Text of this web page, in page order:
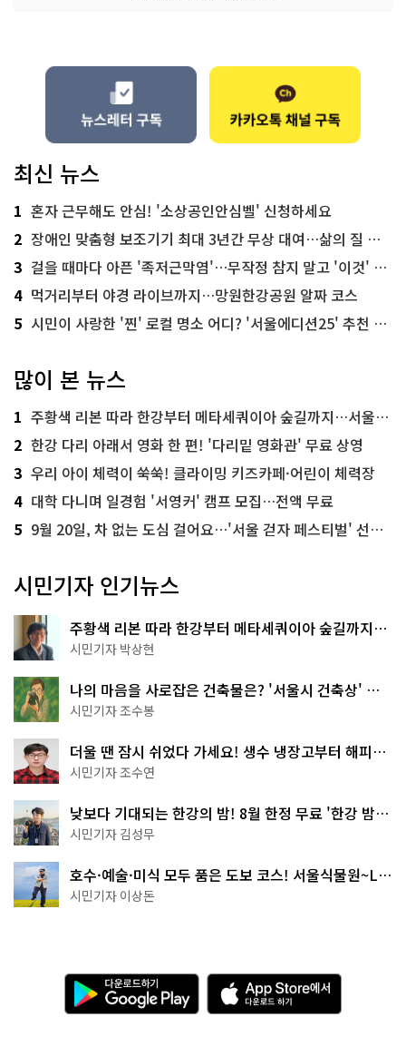
최신 뉴스
1 혼자 근무해도 안심! '소상공인안심벨' 신청하세요
2 장애인 맞춤형 보조기기 최대 3년간 무상 대여…삶의 질 높인다
3 걸을 때마다 아픈 '족저근막염'…무작정 참지 말고 '이것' 해보세요!
4 먹거리부터 야경 라이브까지…망원한강공원 알짜 코스
5 시민이 사랑한 '찐' 로컬 명소 어디? '서울에디션25' 추천 코스
많이 본 뉴스
1 주황색 리본 따라 한강부터 메타세쿼이아 숲길까지…서울둘레길 15코스
2 한강 다리 아래서 영화 한 편! '다리밑 영화관' 무료 상영
3 우리 아이 체력이 쑥쑥! 클라이밍 키즈카페·어린이 체력장
4 대학 다니며 일경험 '서영커' 캠프 모집…전액 무료
5 9월 20일, 차 없는 도심 걸어요…'서울 걷자 페스티벌' 선착순 5천명
시민기자 인기뉴스
주황색 리본 따라 한강부터 메타세쿼이아 숲길까지…
서울둘레길 15코스
시민기자 박상현
나의 마음을 사로잡은 건축물은? '서울시 건축상' 수
상작 공개!
시민기자 조수봉
더울 땐 잠시 쉬었다 가세요! 생수 냉장고부터 해피소
·무더위쉼터까지
시민기자 조수연
낮보다 기대되는 한강의 밤! 8월 한정 무료 '한강 밤
핑' 예약은?
시민기자 김성무
호수·예술·미식 모두 품은 도보 코스! 서울식물원~LG
아트센터~마곡테라스거리
시민기자 이상돈
다
운
로
A
p
p